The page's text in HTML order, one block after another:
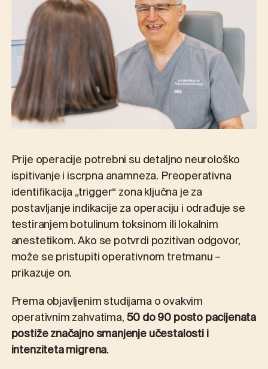
Prije operacije potrebni su detaljno neurološko
ispitivanje i iscrpna anamneza. Preoperativna
identifikacija „trigger“ zona ključna je za
postavljanje indikacije za operaciju i odrađuje se
testiranjem botulinum toksinom ili lokalnim
anestetikom. Ako se potvrdi pozitivan odgovor,
može se pristupiti operativnom tretmanu –
prikazuje on.
Prema objavljenim studijama o ovakvim
operativnim zahvatima,50 do 90 posto pacijenata
postiže značajno smanjenje učestalosti i
intenziteta migrena.